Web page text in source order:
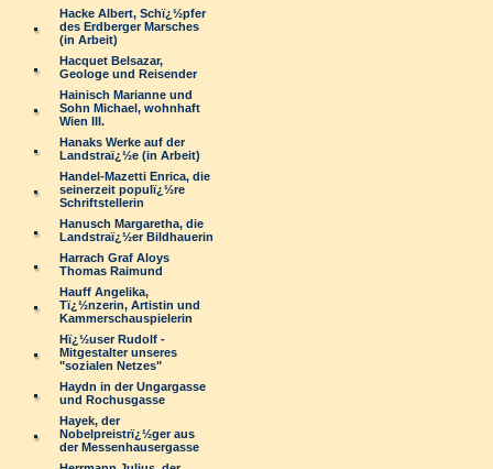
Hacke Albert, Schï¿½pfer
des Erdberger Marsches
(in Arbeit)
Hacquet Belsazar,
Geologe und Reisender
Hainisch Marianne und
Sohn Michael, wohnhaft
Wien III.
Hanaks Werke auf der
Landstraï¿½e (in Arbeit)
Handel-Mazetti Enrica, die
seinerzeit populï¿½re
Schriftstellerin
Hanusch Margaretha, die
Landstraï¿½er Bildhauerin
Harrach Graf Aloys
Thomas Raimund
Hauff Angelika,
Tï¿½nzerin, Artistin und
Kammerschauspielerin
Hï¿½user Rudolf -
Mitgestalter unseres
"sozialen Netzes"
Haydn in der Ungargasse
und Rochusgasse
Hayek, der
Nobelpreistrï¿½ger aus
der Messenhausergasse